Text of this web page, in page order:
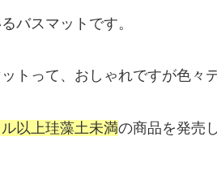
バスマットです。
トって、おしゃれですが色々
以上珪藻土未満の商品を発売